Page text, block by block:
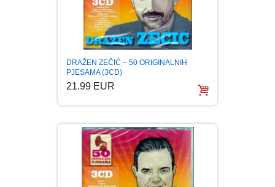
KNJIGE ZA DECU
KOMEDIJA
KRIMINALISTIČKI
LJUBAVNI
MITOLOGIJA
DRAŽEN ZEČIĆ – 50 ORIGINALNIH
PJESAMA (3CD)
21.99 EUR